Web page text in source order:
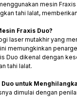
mesin
tahi lalat,
Fraxis Duo?
laser mutakhir yang
memungkinkan
Duo dikenal dengan
tahi lalat.
untuk
dimulai dengan